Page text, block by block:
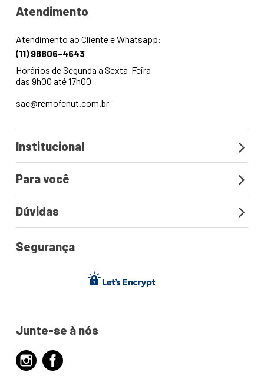
Atendimento
Atendimento ao Cliente e Whatsapp:
(11) 98806-4643
Horários de Segunda a Sexta-Feira
das 9h00 até 17h00
sac@remofenut.com.br
Institucional
Para você
Dúvidas
Segurança
Junte-se à nós